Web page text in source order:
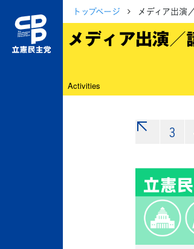
トップページ メディア出演
メディア出演／
Activities
3